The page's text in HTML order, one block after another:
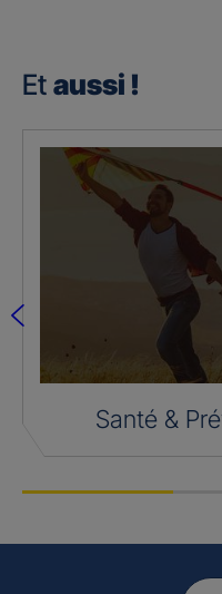
Et aussi !
Santé &